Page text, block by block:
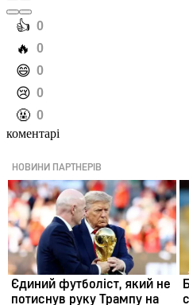
️👍 0
️🔥 0
️😄 0
️😢 0
️🤬 0
коментарі